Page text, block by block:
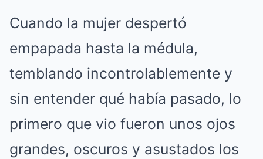
Cuando la mujer despertó
empapada hasta la médula,
temblando incontrolablemente y
sin entender qué había pasado, lo
primero que vio fueron unos ojos
grandes, oscuros y asustados los